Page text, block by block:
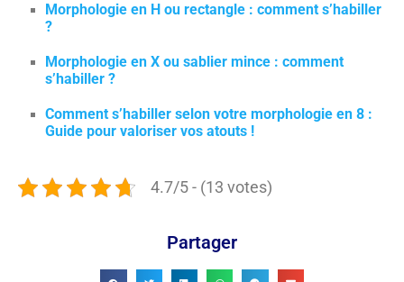
Morphologie en H ou rectangle : comment s’habiller
?
Morphologie en X ou sablier mince : comment
s’habiller ?
Comment s’habiller selon votre morphologie en 8 :
Guide pour valoriser vos atouts !
4.7/5 - (13 votes)
Partager